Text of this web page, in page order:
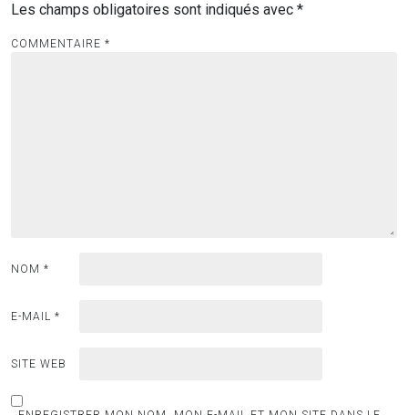
Les champs obligatoires sont indiqués avec *
COMMENTAIRE *
NOM *
E-MAIL *
SITE WEB